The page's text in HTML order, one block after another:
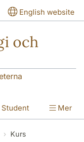
English website
och
Student Mer
Kurs